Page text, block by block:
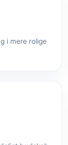
i mere rolige